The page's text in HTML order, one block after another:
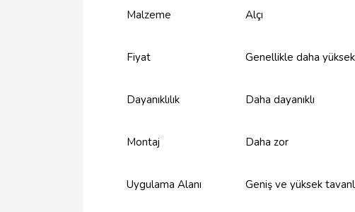
Malzeme Alçı
Fiyat Genellikle daha yüksek
Dayanıklılık Daha dayanıklı
Montaj Daha zor
Uygulama Alanı Geniş ve yüksek